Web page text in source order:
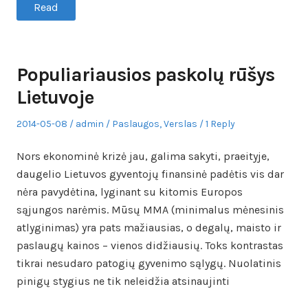
Read
Populiariausios paskolų rūšys
Lietuvoje
Posted
2014-05-08 Author
admin
Posted
Paslaugos,Verslas 1 Reply
Nors ekonominė krizė jau, galima sakyti, praeityje,
daugelio Lietuvos gyventojų finansinė padėtis vis dar
nėra pavydėtina, lyginant su kitomis Europos
sąjungos narėmis. Mūsų MMA (minimalus mėnesinis
atlyginimas) yra pats mažiausias, o degalų, maisto ir
paslaugų kainos – vienos didžiausių. Toks kontrastas
tikrai nesudaro patogių gyvenimo sąlygų. Nuolatinis
pinigų stygius ne tik neleidžia atsinaujinti